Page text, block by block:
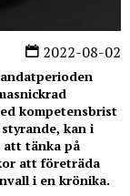
2022-08-02
kompetensbrist
kan i
att tänka på
att företräda
i en krönika.